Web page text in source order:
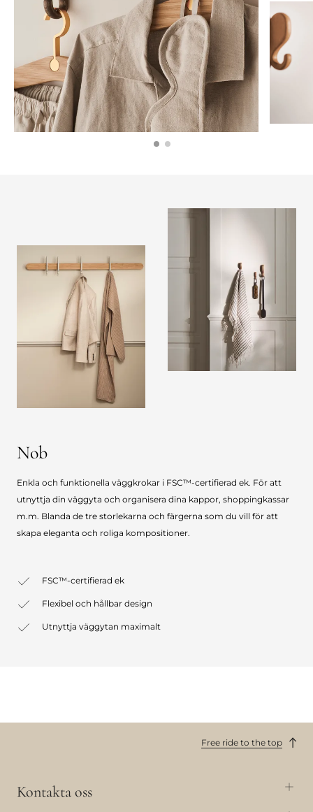
Nob
Enkla och funktionella väggkrokar i FSC™-certifierad ek. För att
utnyttja din väggyta och organisera dina kappor, shoppingkassar
m.m. Blanda de tre storlekarna och färgerna som du vill för att
skapa eleganta och roliga kompositioner.
FSC™-certifierad ek
Flexibel och hållbar design
Utnyttja väggytan maximalt
Free ride to the top
Kontakta oss